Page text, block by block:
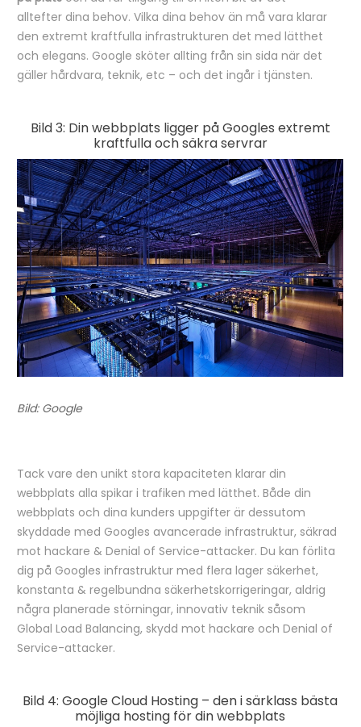
alltefter dina behov. Vilka dina behov än må vara klarar
den extremt kraftfulla infrastrukturen det med lätthet
och elegans. Google sköter allting från sin sida när det
gäller hårdvara, teknik, etc – och det ingår i tjänsten.
Bild 3: Din webbplats ligger på Googles extremt
kraftfulla och säkra servrar
Bild: Google
Tack vare den unikt stora kapaciteten klarar din
webbplats alla spikar i trafiken med lätthet. Både din
webbplats och dina kunders uppgifter är dessutom
skyddade med Googles avancerade infrastruktur, säkrad
mot hackare & Denial of Service-attacker. Du kan förlita
dig på Googles infrastruktur med flera lager säkerhet,
konstanta & regelbundna säkerhetskorrigeringar, aldrig
några planerade störningar, innovativ teknik såsom
Global Load Balancing, skydd mot hackare och Denial of
Service-attacker.
Bild 4: Google Cloud Hosting – den i särklass bästa
möjliga hosting för din webbplats